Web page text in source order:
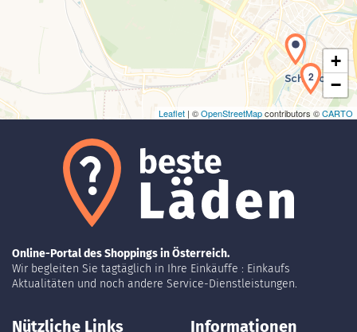
2
+
−
Leaflet | ©OpenStreetMapcontributors ©CARTO
Online-Portal des Shoppings in Österreich.
Wir begleiten Sie tagtäglich in Ihre Einkäuffe : Einkaufs
Aktualitäten und noch andere Service-Dienstleistungen.
Nützliche Links Informationen